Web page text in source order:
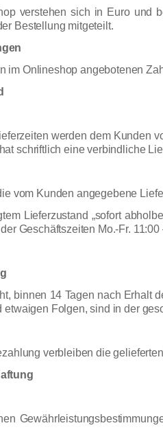
verstehen sich in Euro und
Bestellung mitgeteilt.
im Onlineshop angebotenen
werden dem Kunden
schriftlich eine verbindliche
vom Kunden angegebene
Lieferzustand „sofort
Geschäftszeiten Mo.-Fr.
binnen 14 Tagen nach Erhalt
etwaigen Folgen, sind in der
verbleiben die